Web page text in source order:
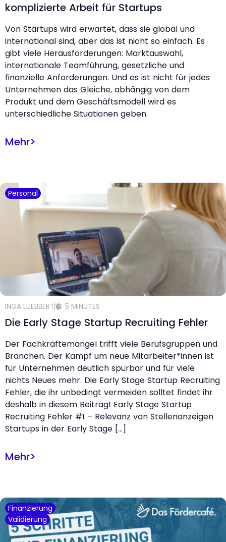
komplizierte Arbeit für Startups
Von Startups wird erwartet, dass sie global und
international sind, aber das ist nicht so einfach. Es
gibt viele Herausforderungen: Marktauswahl,
internationale Teamführung, gesetzliche und
finanzielle Anforderungen. Und es ist nicht für jedes
Unternehmen das Gleiche, abhängig von dem
Produkt und dem Geschäftsmodell wird es
unterschiedliche Situationen geben.
Mehr>
Personal
INGA LUEBBERT 5 MINUTES
Die Early Stage Startup Recruiting Fehler
Der Fachkräftemangel trifft viele Berufsgruppen und
Branchen. Der Kampf um neue Mitarbeiter*innen ist
für Unternehmen deutlich spürbar und für viele
nichts Neues mehr. Die Early Stage Startup Recruiting
Fehler, die ihr unbedingt vermeiden solltet findet ihr
deshalb in diesem Beitrag! Early Stage Startup
Recruiting Fehler #1 – Relevanz von Stellenanzeigen
Startups in der Early Stage […]
Mehr>
Finanzierung
Validierung